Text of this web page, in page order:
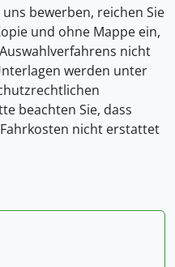
bewerben, reichen Sie
und ohne Mappe ein,
nicht
werden unter
beachten Sie, dass
nicht erstattet